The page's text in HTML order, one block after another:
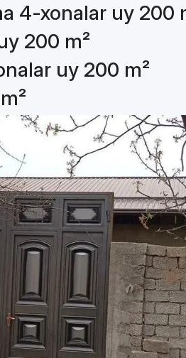
4-xonalar uy 200
200 m²
uy 200 m²